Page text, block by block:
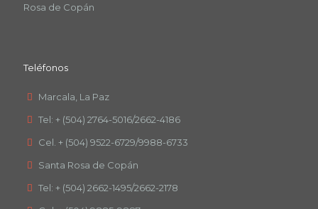
Rosa de Copán
Teléfonos
Marcala, La Paz
Tel: + (504) 2764-5016/2662-4186
Cel. + (504) 9522-6729/9988-6733
Santa Rosa de Copán
Tel: + (504) 2662-1495/2662-2178